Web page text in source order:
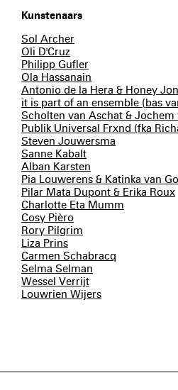
Kunstenaars
Sol Archer
Oli D'Cruz
Philipp Gufler
Ola Hassanain
Antonio de la Hera & Honey
it is part of an ensemble (bas
Scholten van Aschat & Jochem
Publik Universal Frxnd (fka
Steven Jouwersma
Sanne Kabalt
Alban Karsten
Pia Louwerens & Katinka van
Pilar Mata Dupont & Erika Roux
Charlotte Eta Mumm
Cosy Pièro
Rory Pilgrim
Liza Prins
Carmen Schabracq
Selma Selman
Wessel Verrijt
Louwrien Wijers